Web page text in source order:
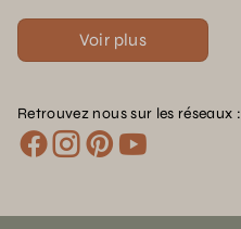
Voir plus
Retrouvez nous sur les réseaux :